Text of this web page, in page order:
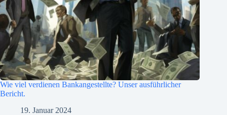
Wie viel verdienen Bankangestellte? Unser ausführlicher
Bericht.
19. Januar 2024